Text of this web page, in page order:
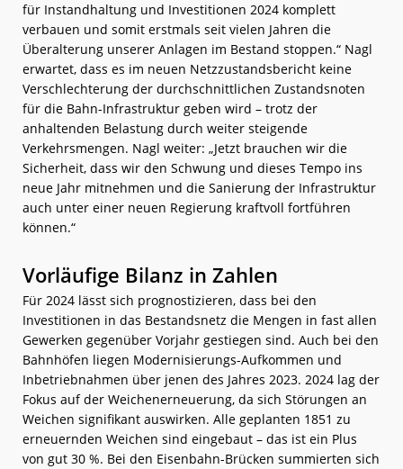
für Instandhaltung und Investitionen 2024 komplett
verbauen und somit erstmals seit vielen Jahren die
Überalterung unserer Anlagen im Bestand stoppen.“ Nagl
erwartet, dass es im neuen Netzzustandsbericht keine
Verschlechterung der durchschnittlichen Zustandsnoten
für die Bahn-Infrastruktur geben wird – trotz der
anhaltenden Belastung durch weiter steigende
Verkehrsmengen. Nagl weiter: „Jetzt brauchen wir die
Sicherheit, dass wir den Schwung und dieses Tempo ins
neue Jahr mitnehmen und die Sanierung der Infrastruktur
auch unter einer neuen Regierung kraftvoll fortführen
können.“
Vorläufige Bilanz in Zahlen
Für 2024 lässt sich prognostizieren, dass bei den
Investitionen in das Bestandsnetz die Mengen in fast allen
Gewerken gegenüber Vorjahr gestiegen sind. Auch bei den
Bahnhöfen liegen Modernisierungs-Aufkommen und
Inbetriebnahmen über jenen des Jahres 2023. 2024 lag der
Fokus auf der Weichenerneuerung, da sich Störungen an
Weichen signifikant auswirken. Alle geplanten 1851 zu
erneuernden Weichen sind eingebaut – das ist ein Plus
von gut 30 %. Bei den Eisenbahn-Brücken summierten sich